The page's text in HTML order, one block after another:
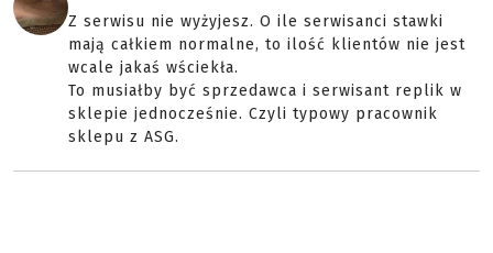
Z serwisu nie wyżyjesz. O ile serwisanci stawki
mają całkiem normalne, to ilość klientów nie jest
wcale jakaś wściekła.
To musiałby być sprzedawca i serwisant replik w
sklepie jednocześnie. Czyli typowy pracownik
sklepu z ASG.